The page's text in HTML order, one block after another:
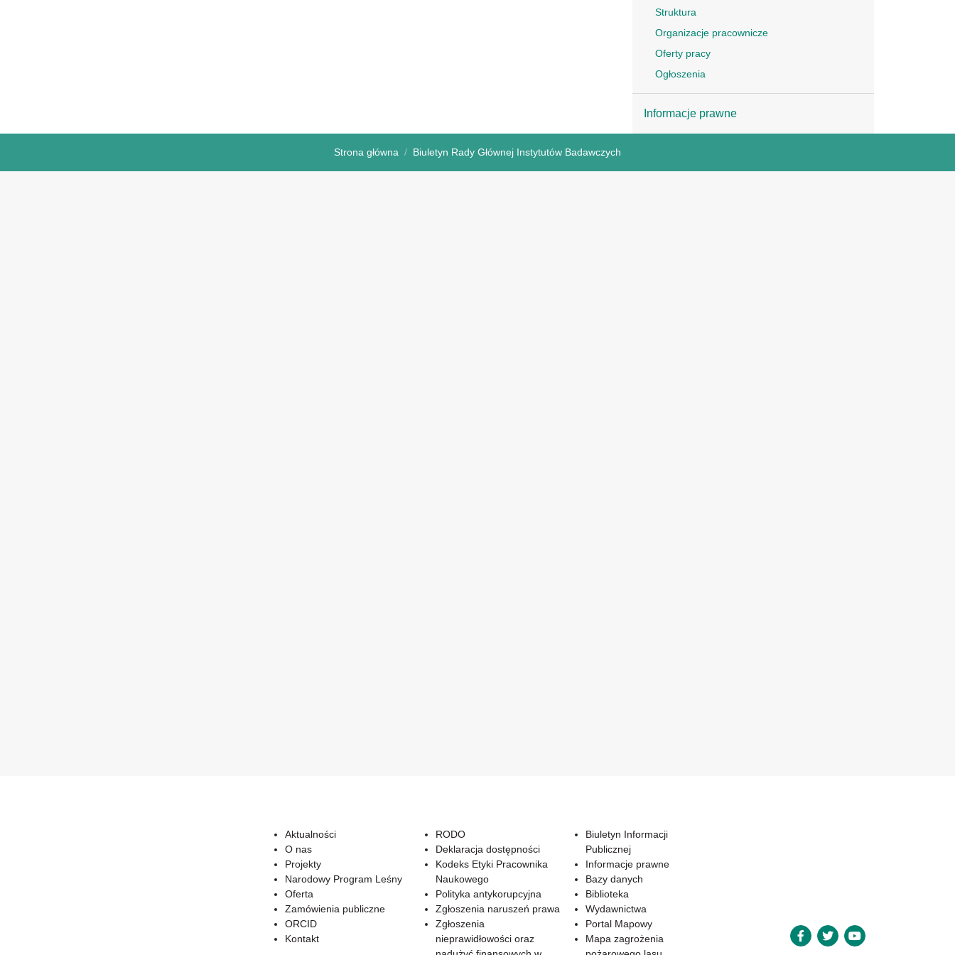
Struktura
Organizacje pracownicze
Oferty pracy
Ogłoszenia
Informacje prawne
Strona główna Biuletyn Rady Głównej Instytutów Badawczych
Aktualności
O nas
Projekty
Narodowy Program Leśny
Oferta
Zamówienia publiczne
ORCID
Kontakt
RODO
Deklaracja dostępności
Kodeks Etyki Pracownika
Naukowego
Polityka antykorupcyjna
Zgłoszenia naruszeń prawa
Zgłoszenia
nieprawidłowości oraz
Biuletyn Informacji
Publicznej
Informacje prawne
Bazy danych
Biblioteka
Wydawnictwa
Portal Mapowy
Mapa zagrożenia